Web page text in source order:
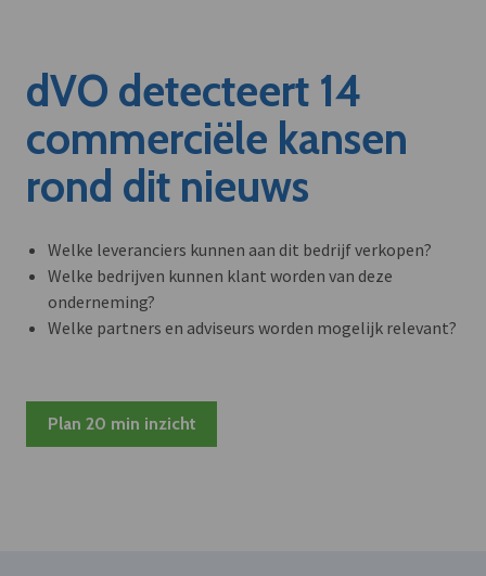
dVO detecteert 14
commerciële kansen
rond dit nieuws
Welke leveranciers kunnen aan dit bedrijf verkopen?
Welke bedrijven kunnen klant worden van deze
onderneming?
Welke partners en adviseurs worden mogelijk relevant?
Plan 20 min inzicht